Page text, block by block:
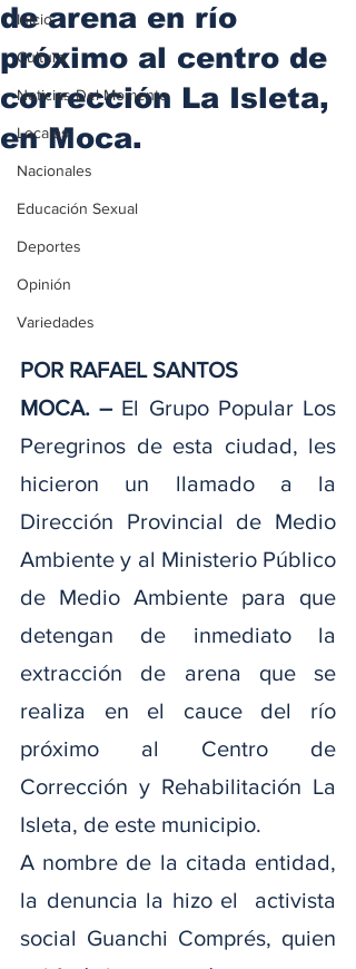
Inicio
Cultura
Noticias Del Momento
Locales
Nacionales
Educación Sexual
Deportes
Opinión
Variedades
de arena en río
próximo al centro de
corrección La Isleta,
en Moca.
POR RAFAEL SANTOS
MOCA. – El Grupo Popular Los
Peregrinos de esta ciudad, les
hicieron un llamado a la
Dirección Provincial de Medio
Ambiente y al Ministerio Público
de Medio Ambiente para que
detengan de inmediato la
extracción de arena que se
realiza en el cauce del río
próximo al Centro de
Corrección y Rehabilitación La
Isleta, de este municipio.
A nombre de la citada entidad,
la denuncia la hizo el  activista
social Guanchi Comprés, quien